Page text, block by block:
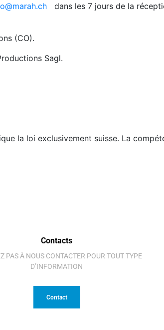
dans les 7 jours de la
(CO).
Sagl.
la loi exclusivement suisse. La
Contacts
PAS À NOUS CONTACTER POUR TOUT TYPE
D’INFORMATION
Contact